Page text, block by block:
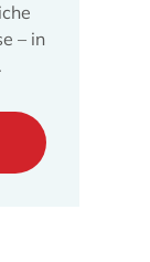
– in